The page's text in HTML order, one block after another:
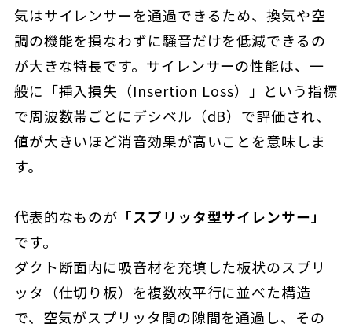
気はサイレンサーを通過できるため、換気や空
調の機能を損なわずに騒音だけを低減できるの
が大きな特長です。サイレンサーの性能は、一
般に「挿入損失（Insertion Loss）」という指標
で周波数帯ごとにデシベル（dB）で評価され、
値が大きいほど消音効果が高いことを意味しま
す。
代表的なものが 「スプリッタ型サイレンサー」
です。
ダクト断面内に吸音材を充填した板状のスプリ
ッタ（仕切り板）を複数枚平行に並べた構造
で、空気がスプリッタ間の隙間を通過し、その